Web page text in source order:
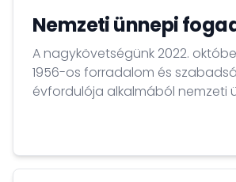
Nemzeti ünnepi
A nagykövetségünk 2022.
1956-os forradalom és
évfordulója alkalmából nemzeti